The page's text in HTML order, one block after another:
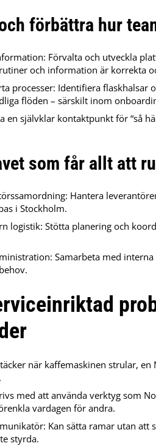
förbättra hur
Förvalta och utveckla
och information är korrekta
processer: Identifiera flaskhalsar
flöden – särskilt inom
en självklar kontaktpunkt för “så
som får allt att
Hantera
i Stockholm.
logistik: Stötta planering och
Samarbeta med
när kaffemaskinen strular,
med att använda verktyg som
vardagen för andra.
Kan sätta ramar utan att
styrda.